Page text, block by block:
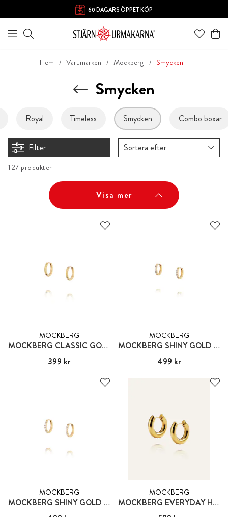
60 DAGARS ÖPPET KÖP
Hem Varumärken Mockberg Smycken
Smycken
Royal Timeless Smycken Combo boxar
Filter Sortera efter
127 produkter
Visa mer
MOCKBERG
MOCKBERG CLASSIC GOLD HOOPS MEDIUM
Pris:399 kr
399 kr
MOCKBERG
MOCKBERG SHINY GOLD HOPPS SMALL
Pris:499 kr
499 kr
MOCKBERG
MOCKBERG SHINY GOLD HOPPS MEDIUM
MOCKBERG
MOCKBERG EVERYDAY HOOPS GOLD